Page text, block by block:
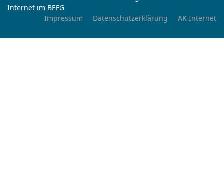
Internet im BEFG
Impressum
Datenschutzerklärung AK Internet